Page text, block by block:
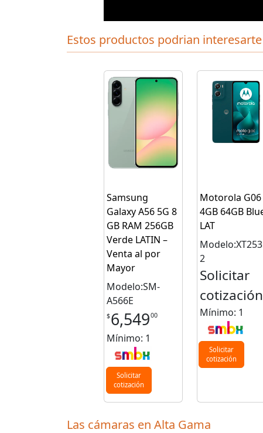
Estos productos podrian interesarte
Samsung
Galaxy A56 5G 8
GB RAM 256GB
Verde LATIN –
Venta al por
Mayor
Modelo:SM-
A566E
$6,54900
Mínimo: 1
Solicitar
cotización
Motorola G06
4GB 64GB
LAT
2
Solicitar
cotización
Mínimo: 1
Solicitar
cotización
Las cámaras en Alta Gama